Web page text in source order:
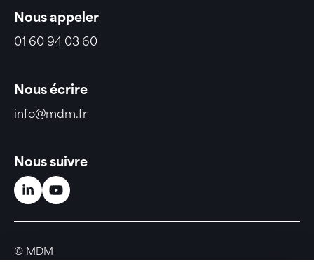
Nous appeler
01 60 94 03 60
Nous écrire
info@mdm.fr
Nous suivre
Linkedin (nouvelle fenêtre)
Youtube (nouvelle fenêtre)
© MDM